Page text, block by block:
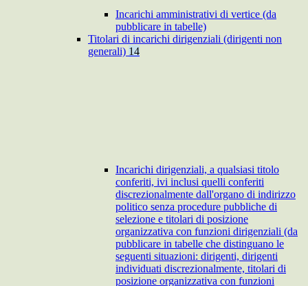
Incarichi amministrativi di vertice (da
pubblicare in tabelle)
Titolari di incarichi dirigenziali (dirigenti non
generali) 14
Incarichi dirigenziali, a qualsiasi titolo
conferiti, ivi inclusi quelli conferiti
discrezionalmente dall'organo di indirizzo
politico senza procedure pubbliche di
selezione e titolari di posizione
organizzativa con funzioni dirigenziali (da
pubblicare in tabelle che distinguano le
seguenti situazioni: dirigenti, dirigenti
individuati discrezionalmente, titolari di
posizione organizzativa con funzioni